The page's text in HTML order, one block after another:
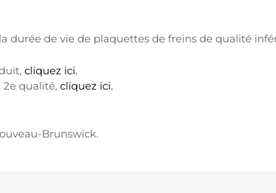
durée de vie de plaquettes de freins de qualité
cliquez ici.
qualité, cliquez ici.
Brunswick.